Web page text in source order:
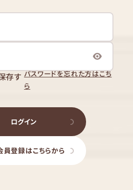
存す パスワードを忘れた方はこち
ら
ログイン
員登録はこちらから